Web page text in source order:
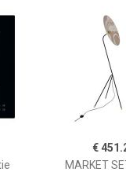
€
MARKET